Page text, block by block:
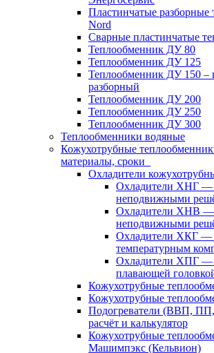
Пластинчатые разборные
Nord
Сварные пластинчатые
Теплообменник ДУ 80
Теплообменник ДУ 125
Теплообменник ДУ 150 –
разборный
Теплообменник ДУ 200
Теплообменник ДУ 250
Теплообменник ДУ 300
Теплообменники водяные
Кожухотрубные
материалы, сроки
Охладители
Охладители ХНГ —
неподвижными
Охладители ХНВ —
неподвижными
Охладители ХКГ —
температурным
Охладители ХПГ —
плавающей
Кожухотрубные
Кожухотрубные
Подогреватели (ВВП,
расчёт и калькулятор
Кожухотрубные
Машимпэкс (Кельвион)